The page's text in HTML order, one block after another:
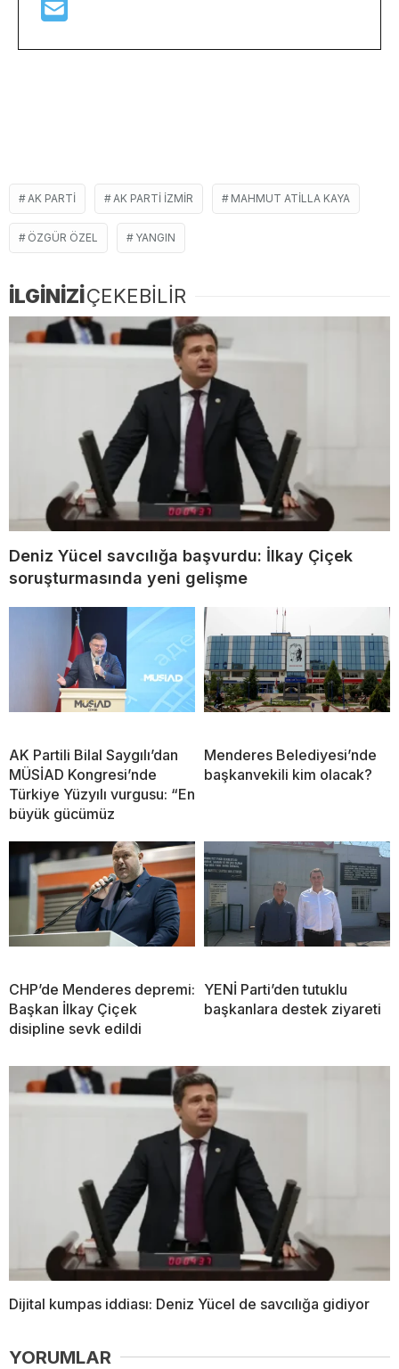
AK PARTI AK PARTI IZMIR MAHMUT ATILLA KAYA
ÖZGÜR ÖZEL YANGIN
İLGİNİZİÇEKEBİLİR
Deniz Yücel savcılığa başvurdu: İlkay Çiçek
soruşturmasında yeni gelişme
AK Partili Bilal Saygılı’dan
MÜSİAD Kongresi’nde
Türkiye Yüzyılı vurgusu: “En
büyük gücümüz
Menderes Belediyesi’nde
başkanvekili kim olacak?
CHP’de Menderes depremi:
Başkan İlkay Çiçek
disipline sevk edildi
YENİ Parti’den tutuklu
başkanlara destek ziyareti
Dijital kumpas iddiası: Deniz Yücel de savcılığa gidiyor
YORUMLAR